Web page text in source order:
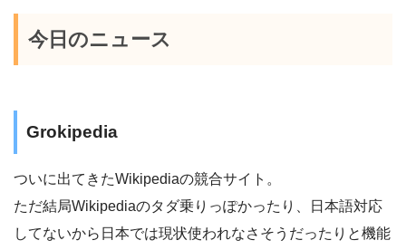
今日のニュース
Grokipedia
ついに出てきたWikipediaの競合サイト。
ただ結局Wikipediaのタダ乗りっぽかったり、日本語対応
してないから日本では現状使われなさそうだったりと機能